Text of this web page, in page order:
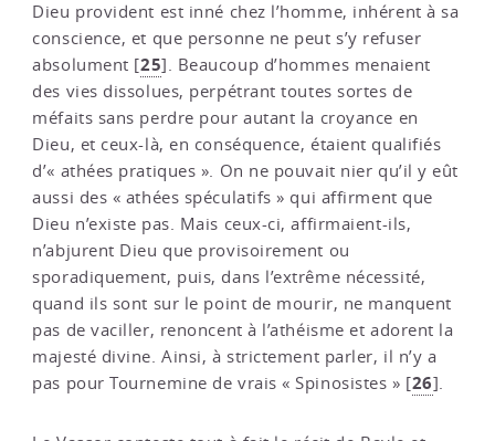
Dieu provident est inné chez l’homme, inhérent à sa
conscience, et que personne ne peut s’y refuser
absolument [25]. Beaucoup d’hommes menaient
des vies dissolues, perpétrant toutes sortes de
méfaits sans perdre pour autant la croyance en
Dieu, et ceux-là, en conséquence, étaient qualifiés
d’« athées pratiques ». On ne pouvait nier qu’il y eût
aussi des « athées spéculatifs » qui affirment que
Dieu n’existe pas. Mais ceux-ci, affirmaient-ils,
n’abjurent Dieu que provisoirement ou
sporadiquement, puis, dans l’extrême nécessité,
quand ils sont sur le point de mourir, ne manquent
pas de vaciller, renoncent à l’athéisme et adorent la
majesté divine. Ainsi, à strictement parler, il n’y a
pas pour Tournemine de vrais « Spinosistes » [26].